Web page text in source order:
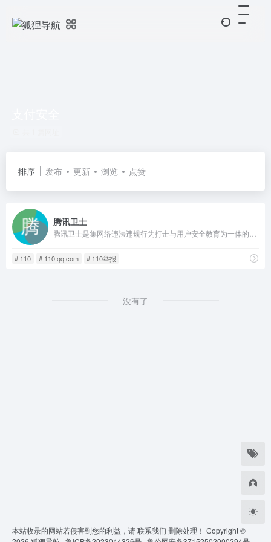
排序 发布 更新 浏览 点赞
腾讯卫士
# 110 # 110.qq.com # 110举报
没有了
本站收录的网站若侵害到您的利益，请联系我们 删除处理！ Copyright ©